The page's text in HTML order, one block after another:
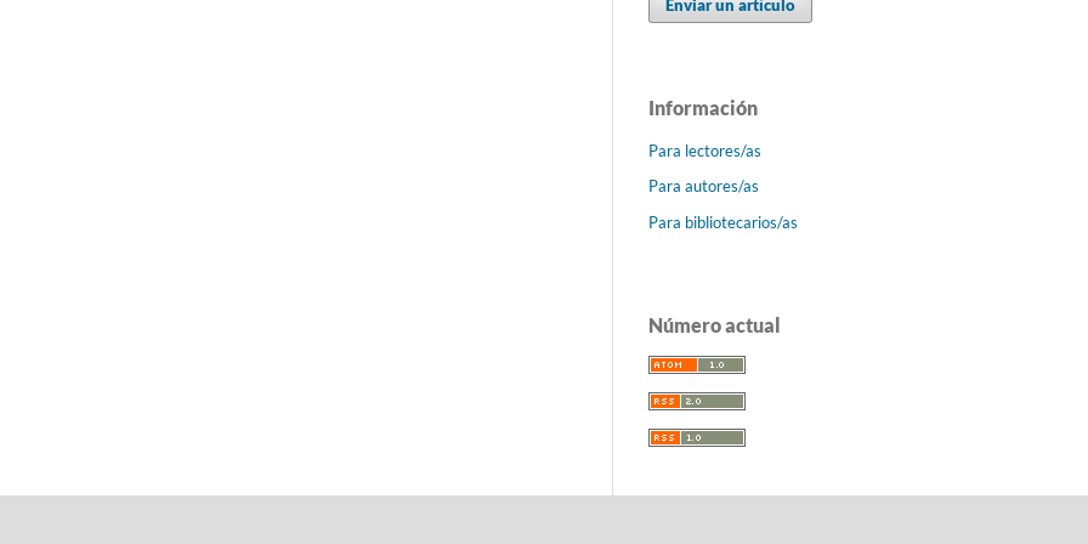
Enviar un artículo
Información
Para lectores/as
Para autores/as
Para bibliotecarios/as
Número actual